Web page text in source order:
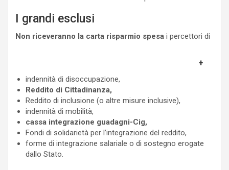
I grandi esclusi
Non riceveranno la carta risparmio spesa i percettori di
indennità di disoccupazione,
Reddito di Cittadinanza,
Reddito di inclusione (o altre misure inclusive),
indennità di mobilità,
cassa integrazione guadagni-Cig,
Fondi di solidarietà per l’integrazione del reddito,
forme di integrazione salariale o di sostegno erogate
dallo Stato.